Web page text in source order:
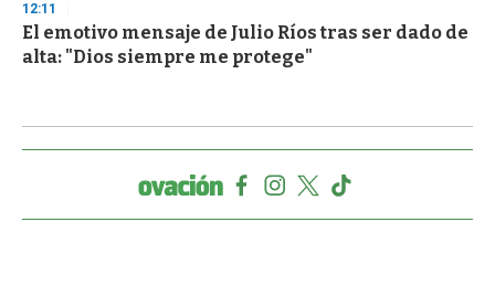
12:11
El emotivo mensaje de Julio Ríos tras ser dado de
alta: "Dios siempre me protege"